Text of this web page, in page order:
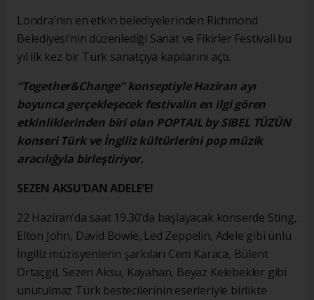
Londra’nın en etkin belediyelerinden Richmond
Belediyesi’nin düzenlediği Sanat ve Fikirler Festivali bu
yıl ilk kez bir Türk sanatçıya kapılarını açtı.
“Together&Change” konseptiyle Haziran ayı
boyunca gerçekleşecek festivalin en ilgi gören
etkinliklerinden biri olan POPTAIL by SIBEL TÜZÜN
konseri Türk ve İngiliz kültürlerini pop müzik
aracılığyla birleştiriyor.
SEZEN AKSU’DAN ADELE’E!
22 Haziran’da saat 19.30’da başlayacak konserde Sting,
Elton John, David Bowie, Led Zeppelin, Adele gibi ünlü
İngiliz müzisyenlerin şarkıları Cem Karaca, Bülent
Ortaçgil, Sezen Aksu, Kayahan, Beyaz Kelebekler gibi
unutulmaz Türk bestecilerinin eserleriyle birlikte